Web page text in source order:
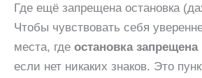
Где ещё запрещена остановка
Чтобы чувствовать себя
места, где остановка запрещена
если нет никаких знаков. Это